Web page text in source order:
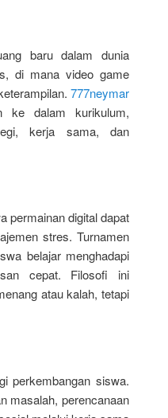
baru dalam dunia
di mana video game
777neymar
ke dalam kurikulum,
kerja sama, dan
permainan digital dapat
stres. Turnamen
belajar menghadapi
cepat. Filosofi ini
atau kalah, tetapi
perkembangan siswa.
masalah, perencanaan